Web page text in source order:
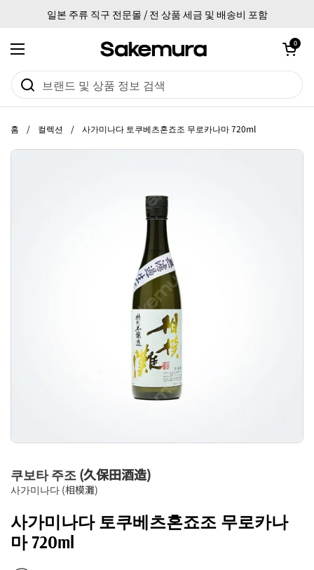
일본 주류 직구 전문몰 / 전 상품 세금 및 배송비 포함
메뉴 열기
카트 열기
0
홈 / 컬렉션 / 사가미나다 토쿠베츠혼죠조 무로카나마 720ml
쿠보타 주조 (久保田酒造)
사가미나다 (相模灘)
사가미나다 토쿠베츠혼죠조 무로카나
마 720ml